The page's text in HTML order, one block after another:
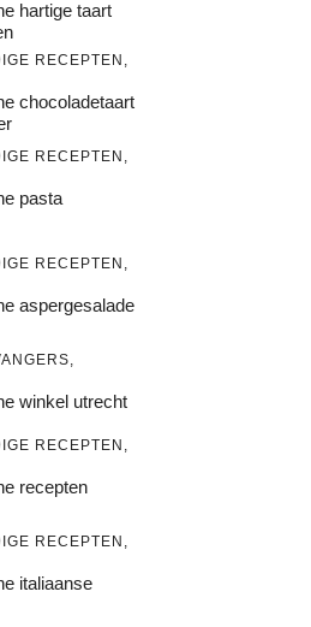
hartige taart
RECEPTEN ,
chocoladetaart
RECEPTEN ,
pasta
RECEPTEN ,
aspergesalade
,
winkel utrecht
RECEPTEN ,
recepten
RECEPTEN ,
italiaanse